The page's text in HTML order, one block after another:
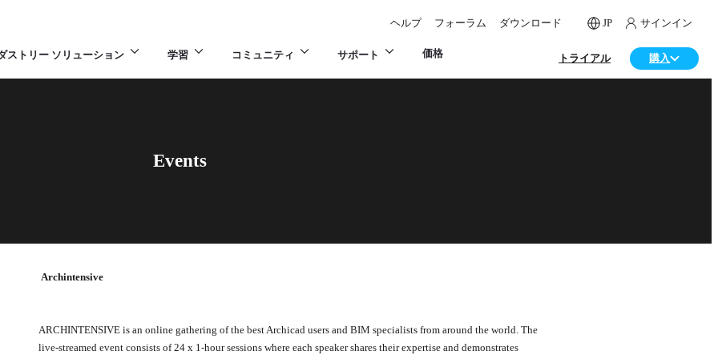
ヘルプ フォーラム ダウンロード JP サインイン
ストリー ソリューション 学習 コミュニティ サポート 価格 トライアル 購入
Events
Archintensive
ARCHINTENSIVE is an online gathering of the best Archicad users and BIM specialists from around the world. The
live-streamed event consists of 24 x 1-hour sessions where each speaker shares their expertise and demonstrates